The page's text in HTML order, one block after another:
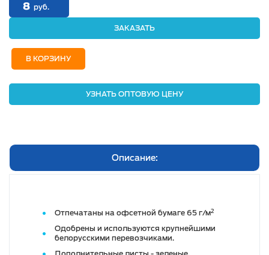
8 руб.
ЗАКАЗАТЬ
В КОРЗИНУ
УЗНАТЬ ОПТОВУЮ ЦЕНУ
Описание:
Отпечатаны на офсетной бумаге 65 г/м2
Одобрены и используются крупнейшими
белорусскими перевозчиками.